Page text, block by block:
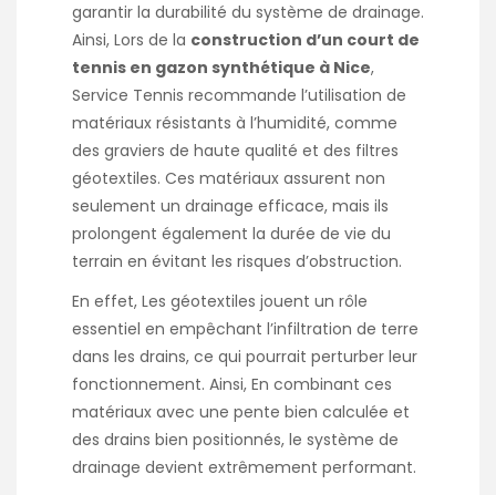
garantir la durabilité du système de drainage.
Ainsi, Lors de la construction d’un court de
tennis en gazon synthétique à Nice,
Service Tennis recommande l’utilisation de
matériaux résistants à l’humidité, comme
des graviers de haute qualité et des filtres
géotextiles. Ces matériaux assurent non
seulement un drainage efficace, mais ils
prolongent également la durée de vie du
terrain en évitant les risques d’obstruction.
En effet, Les géotextiles jouent un rôle
essentiel en empêchant l’infiltration de terre
dans les drains, ce qui pourrait perturber leur
fonctionnement. Ainsi, En combinant ces
matériaux avec une pente bien calculée et
des drains bien positionnés, le système de
drainage devient extrêmement performant.